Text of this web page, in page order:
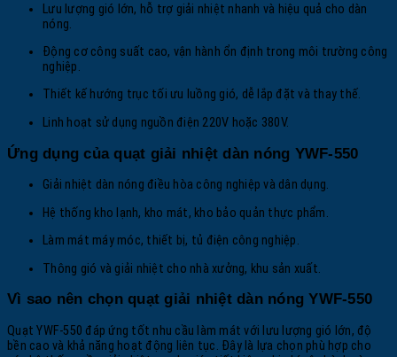
Lưu lượng gió lớn, hỗ trợ giải nhiệt nhanh và hiệu quả cho dàn
nóng.
Động cơ công suất cao, vận hành ổn định trong môi trường công
nghiệp.
Thiết kế hướng trục tối ưu luồng gió, dễ lắp đặt và thay thế.
Linh hoạt sử dụng nguồn điện 220V hoặc 380V.
Ứng dụng của quạt giải nhiệt dàn nóng YWF-550
Giải nhiệt dàn nóng điều hòa công nghiệp và dân dụng.
Hệ thống kho lạnh, kho mát, kho bảo quản thực phẩm.
Làm mát máy móc, thiết bị, tủ điện công nghiệp.
Thông gió và giải nhiệt cho nhà xưởng, khu sản xuất.
Vì sao nên chọn quạt giải nhiệt dàn nóng YWF-550
Quạt YWF-550 đáp ứng tốt nhu cầu làm mát với lưu lượng gió lớn, độ
bền cao và khả năng hoạt động liên tục. Đây là lựa chọn phù hợp cho